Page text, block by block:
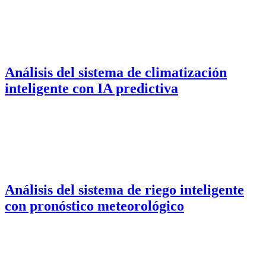
Análisis del sistema de climatización
inteligente con IA predictiva
Análisis del sistema de riego inteligente
con pronóstico meteorológico